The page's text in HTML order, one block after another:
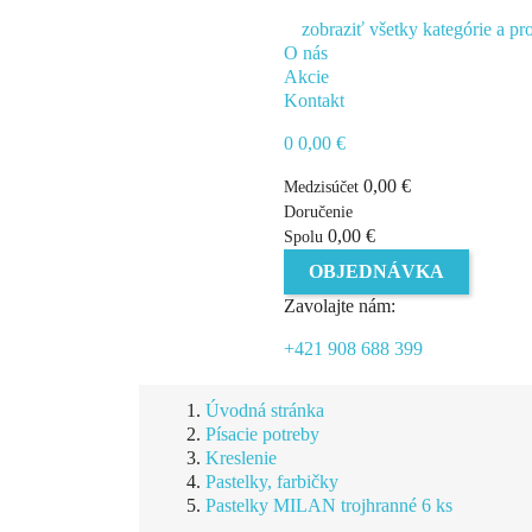
zobraziť všetky kategórie a
O nás
Akcie
Kontakt
0 0,00 €
Medzisúčet 0,00 €
Doručenie
Spolu 0,00 €
OBJEDNÁVKA
Zavolajte nám:
+421 908 688 399
Úvodná stránka
Písacie potreby
Kreslenie
Pastelky, farbičky
Pastelky MILAN trojhranné 6 ks